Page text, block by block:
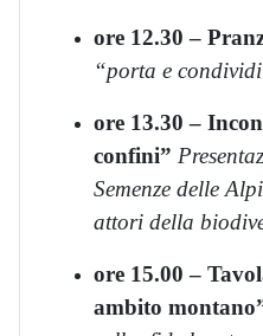
ore 12.30 –
“porta e
ore 13.30 –
confini”
Semenze delle
attori della
ore 15.00 –
ambito